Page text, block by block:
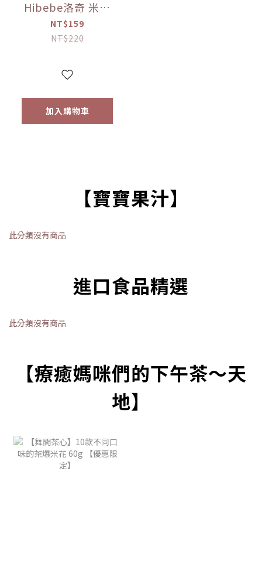
Hibebe洛奇 米米
花-韓國甜南瓜/紫
薯/韓國蘋果+胡蘿
NT$159
NT$220
加入購物車
【寶寶果汁】
此分類沒有商品
進口食品精選
此分類沒有商品
【療癒媽咪們的下午茶～天
地】